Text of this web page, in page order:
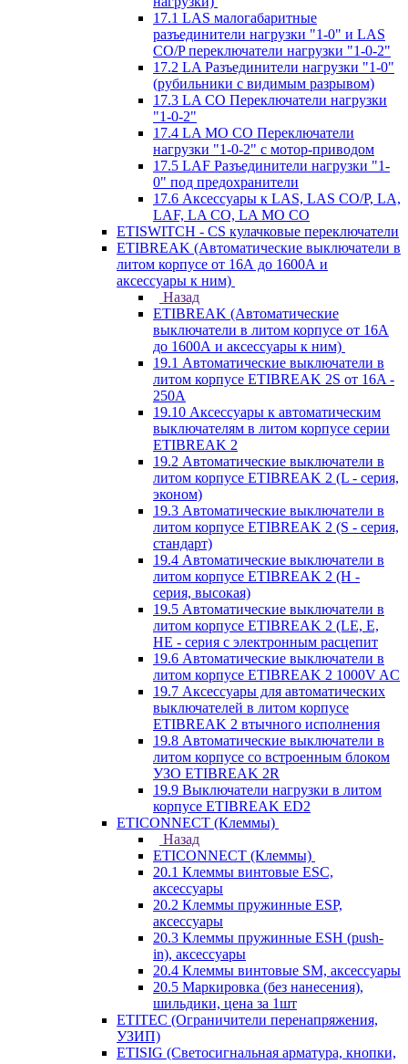
17.1 LAS малогабаритные
разъединители нагрузки "1-0" и LAS
CO/P переключатели нагрузки "1-0-2"
17.2 LA Разъединители нагрузки "1-0"
(рубильники с видимым разрывом)
17.3 LA CO Переключатели нагрузки
"1-0-2"
17.4 LA MO CO Переключатели
нагрузки "1-0-2" с мотор-приводом
17.5 LAF Разъединители нагрузки "1-
0" под предохранители
17.6 Аксессуары к LAS, LAS CO/P, LA,
LAF, LA CO, LA MO CO
ETISWITCH - CS кулачковые переключатели
ETIBREAK (Автоматические выключатели в
литом корпусе от 16А до 1600А и
аксессуары к ним)
Назад
ETIBREAK (Автоматические
выключатели в литом корпусе от 16А
до 1600А и аксессуары к ним)
19.1 Автоматические выключатели в
литом корпусе ETIBREAK 2S от 16A -
250A
19.10 Аксессуары к автоматическим
выключателям в литом корпусе серии
ETIBREAK 2
19.2 Автоматические выключатели в
литом корпусе ETIBREAK 2 (L - серия,
эконом)
19.3 Автоматические выключатели в
литом корпусе ETIBREAK 2 (S - серия,
стандарт)
19.4 Автоматические выключатели в
литом корпусе ETIBREAK 2 (H -
серия, высокая)
19.5 Автоматические выключатели в
литом корпусе ETIBREAK 2 (LE, E,
HE - серия с электронным расцепит
19.6 Автоматические выключатели в
литом корпусе ETIBREAK 2 1000V AC
19.7 Аксессуары для автоматических
выключателей в литом корпусе
ETIBREAK 2 втычного исполнения
19.8 Автоматические выключатели в
литом корпусе со встроенным блоком
УЗО ETIBREAK 2R
19.9 Выключатели нагрузки в литом
корпусе ETIBREAK ED2
ETICONNECT (Клеммы)
Назад
ETICONNECT (Клеммы)
20.1 Клеммы винтовые ESC,
аксессуары
20.2 Клеммы пружинные ESP,
аксессуары
20.3 Клеммы пружинные ESH (push-
in), аксессуары
20.4 Клеммы винтовые SM, аксессуары
20.5 Маркировка (без нанесения),
шильдики, цена за 1шт
ETITEC (Ограничители перенапряжения,
УЗИП)
ETISIG (Светосигнальная арматура, кнопки,